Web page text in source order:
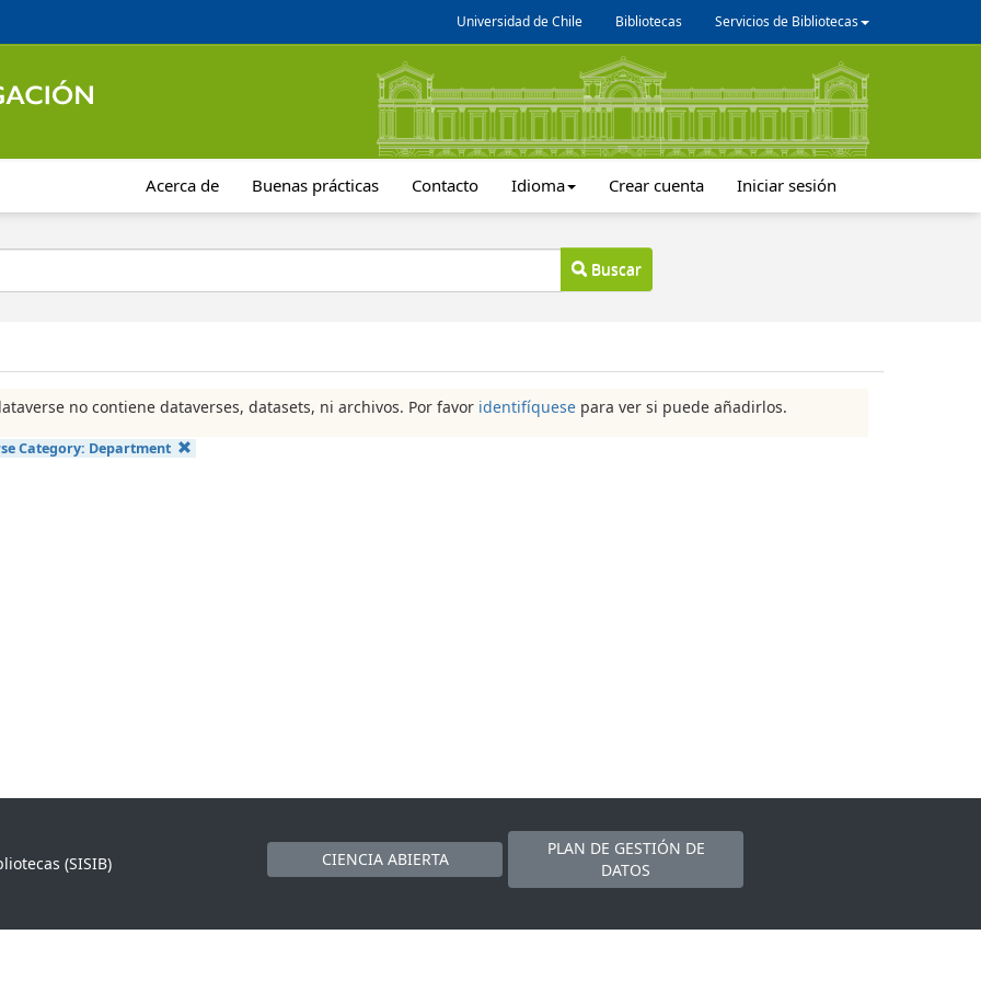
Universidad de Chile Bibliotecas Servicios de Bibliotecas
Acerca de Buenas prácticas Contacto Idioma Crear cuenta Iniciar sesión
Buscar
no contiene dataverses, datasets, ni archivos. Por favor identifíquese para ver si puede añadirlos.
Category: Department
(SISIB)
CIENCIA ABIERTA
PLAN DE GESTIÓN DE
DATOS